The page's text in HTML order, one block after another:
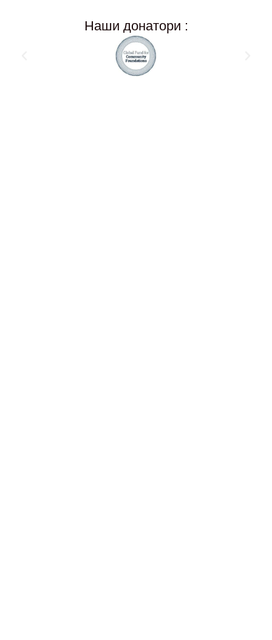
Наши донатори :